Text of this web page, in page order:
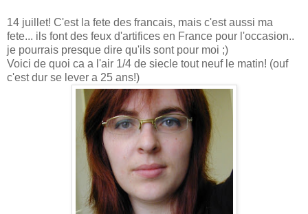
14 juillet! C'est la fete des francais, mais c'est aussi ma
fete... ils font des feux d'artifices en France pour l'occasion..
je pourrais presque dire qu'ils sont pour moi ;)
Voici de quoi ca a l'air 1/4 de siecle tout neuf le matin! (ouf
c'est dur se lever a 25 ans!)